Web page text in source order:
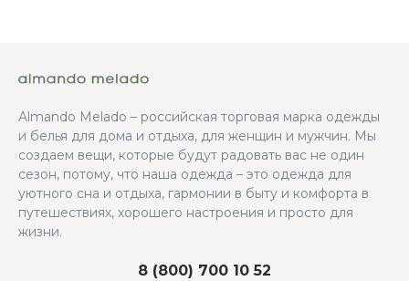
Almando Melado – российская торговая марка одежды
и белья для дома и отдыха, для женщин и мужчин. Мы
создаем вещи, которые будут радовать вас не один
сезон, потому, что наша одежда – это одежда для
уютного сна и отдыха, гармонии в быту и комфорта в
путешествиях, хорошего настроения и просто для
жизни.
8 (800) 700 10 52